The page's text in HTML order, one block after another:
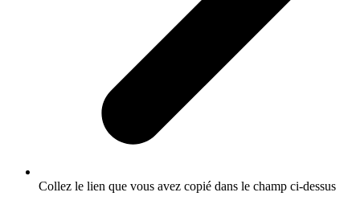
Collez le lien que vous avez copié dans le champ ci-dessus